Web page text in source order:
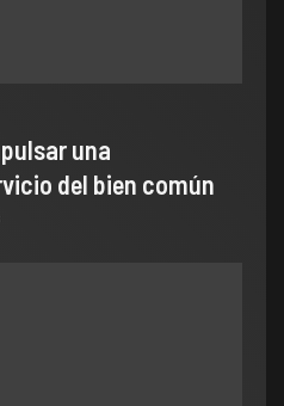
una
del bien común